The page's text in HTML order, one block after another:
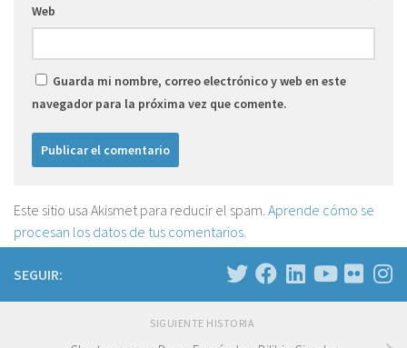
Web
Guarda mi nombre, correo electrónico y web en este
navegador para la próxima vez que comente.
Este sitio usa Akismet para reducir el spam. Aprende cómo se
procesan los datos de tus comentarios.
SEGUIR:
SIGUIENTE HISTORIA